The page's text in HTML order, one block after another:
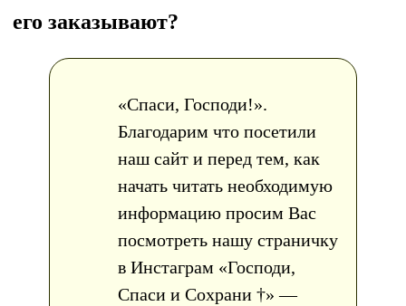
его заказывают?
«Спаси, Господи!».
Благодарим что посетили
наш сайт и перед тем, как
начать читать необходимую
информацию просим Вас
посмотреть нашу страничку
в Инстаграм «Господи,
Спаси и Сохрани †» —